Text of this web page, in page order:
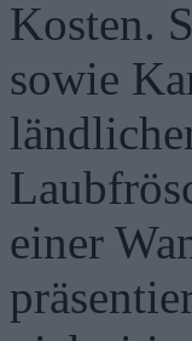
Kosten.
sowie
einer